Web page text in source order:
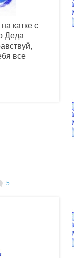
катке с
Деда
все
5